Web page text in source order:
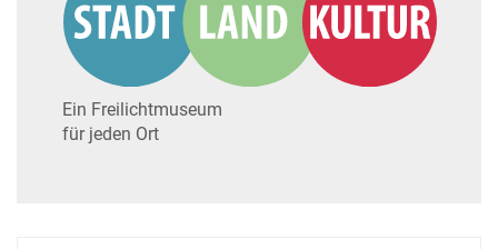
Ein Freilichtmuseum
für jeden Ort